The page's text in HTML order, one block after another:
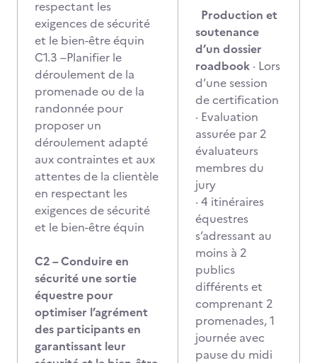
respectant les
exigences de sécurité
et le bien-être équin
C1.3 –Planifier le
déroulement de la
promenade ou de la
randonnée pour
proposer un
déroulement adapté
aux contraintes et aux
attentes de la clientèle
en respectant les
exigences de sécurité
et le bien-être équin
C2 – Conduire en
sécurité une sortie
équestre pour
optimiser l’agrément
des participants en
garantissant leur
Production et
soutenance
d’un dossier
roadbook · Lors
d’une session
de certification
· Evaluation
assurée par 2
évaluateurs
membres du
jury
· 4 itinéraires
équestres
s’adressant au
moins à 2
publics
différents et
comprenant 2
promenades, 1
journée avec
pause du midi